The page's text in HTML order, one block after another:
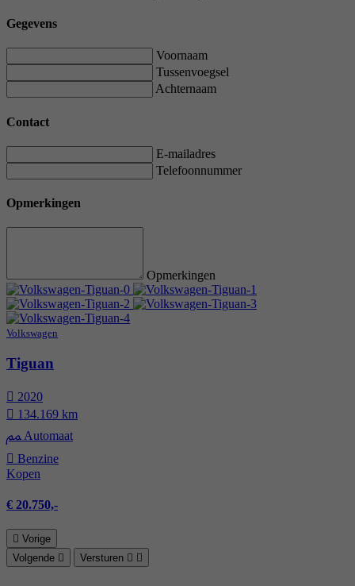
Gegevens
Voornaam
Tussenvoegsel
Achternaam
Contact
E-mailadres
Telefoonnummer
Opmerkingen
Opmerkingen
Volkswagen
Tiguan
2020
134.169 km
Automaat
Benzine
Kopen
€ 20.750,-
Vorige
Volgende
Versturen